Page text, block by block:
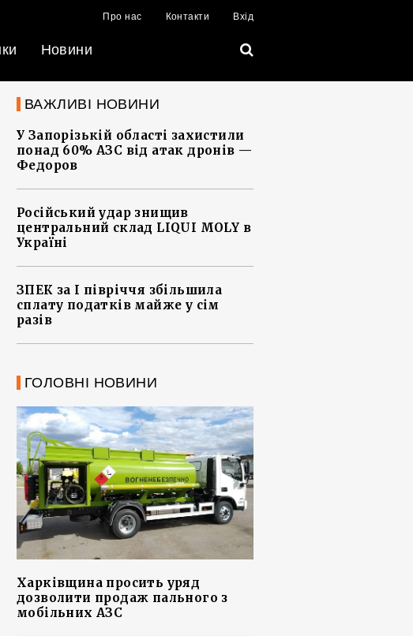
Про нас Контакти Вхід
Новини
ВАЖЛИВІ НОВИНИ
У Запорізькій області захистили
понад 60% АЗС від атак дронів —
Федоров
Російський удар знищив
центральний склад LIQUI MOLY в
Україні
ЗПЕК за І півріччя збільшила
сплату податків майже у сім
разів
ГОЛОВНІ НОВИНИ
Харківщина просить уряд
дозволити продаж пального з
мобільних АЗС